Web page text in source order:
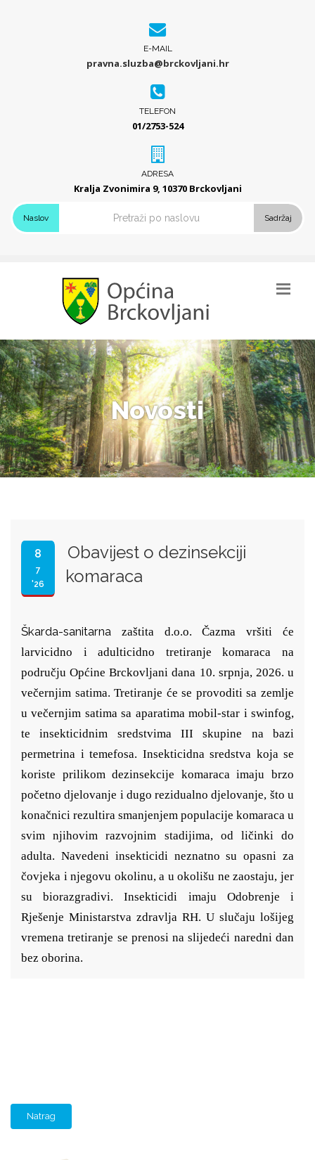
E-MAIL
pravna.sluzba@brckovljani.hr
TELEFON
01/2753-524
ADRESA
Kralja Zvonimira 9, 10370 Brckovljani
Naslov Sadržaj
Novosti
8
7
'26
Obavijest o dezinsekciji
komaraca
Škarda-sanitarna zaštita d.o.o. Čazma vršiti će
larvicidno i adulticidno tretiranje komaraca na
području Općine Brckovljani dana 10. srpnja, 2026. u
večernjim satima. Tretiranje će se provoditi sa zemlje
u večernjim satima sa aparatima mobil-star i swinfog,
te insekticidnim sredstvima III skupine na bazi
permetrina i temefosa. Insekticidna sredstva koja se
koriste prilikom dezinsekcije komaraca imaju brzo
početno djelovanje i dugo rezidualno djelovanje, što u
konačnici rezultira smanjenjem populacije komaraca u
svim njihovim razvojnim stadijima, od ličinki do
adulta. Navedeni insekticidi neznatno su opasni za
čovjeka i njegovu okolinu, a u okolišu ne zaostaju, jer
su biorazgradivi. Insekticidi imaju Odobrenje i
Rješenje Ministarstva zdravlja RH. U slučaju lošijeg
vremena tretiranje se prenosi na slijedeći naredni dan
bez oborina.
Natrag